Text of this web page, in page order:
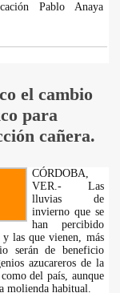
Pablo Anaya
el cambio
para
cañera.
CÓRDOBA,
VER.- Las
lluvias de
invierno que se
han percibido
y las que vienen, más
serán de beneficio
azucareros de la
del país, aunque
molienda habitual.